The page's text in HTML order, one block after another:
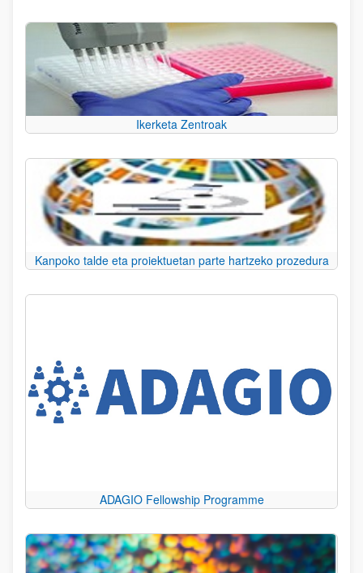
Ikerketa Zentroak
Kanpoko talde eta proiektuetan parte hartzeko prozedura
ADAGIO Fellowship Programme